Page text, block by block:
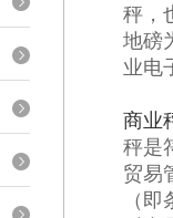
秤，
地磅
业电
商业
秤是
贸易
（